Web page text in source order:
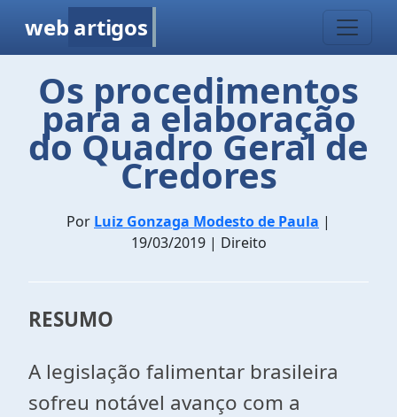
web artigos
Os procedimentos
para a elaboração
do Quadro Geral de
Credores
Por Luiz Gonzaga Modesto de Paula |
19/03/2019 | Direito
RESUMO
A legislação falimentar brasileira
sofreu notável avanço com a